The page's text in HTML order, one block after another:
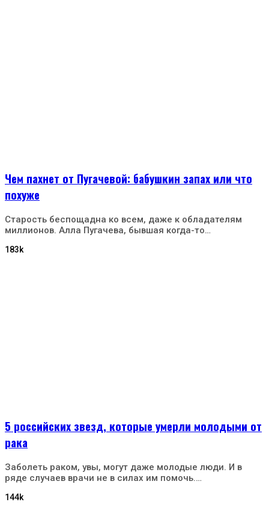
Чем пахнет от Пугачевой: бабушкин запах или что
похуже
Старость беспощадна ко всем, даже к обладателям
миллионов. Алла Пугачева, бывшая когда-то…
183k
5 российских звезд, которые умерли молодыми от
рака
Заболеть раком, увы, могут даже молодые люди. И в
ряде случаев врачи не в силах им помочь.…
144k